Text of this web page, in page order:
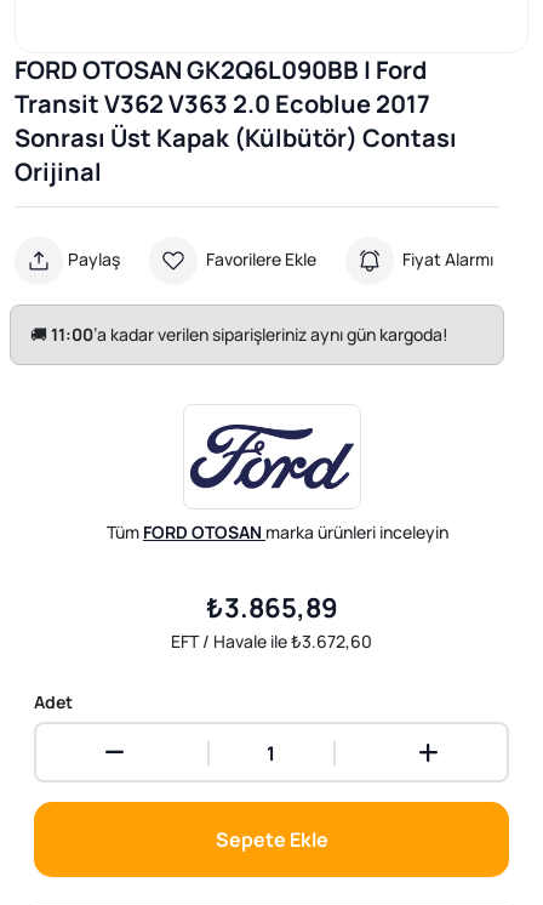
FORD OTOSAN GK2Q6L090BB | Ford
Transit V362 V363 2.0 Ecoblue 2017
Sonrası Üst Kapak (Külbütör) Contası
Orijinal
Paylaş Favorilere Ekle Fiyat Alarmı
🚚11:00’a kadar verilen siparişleriniz aynı gün kargoda!
Tüm FORD OTOSAN marka ürünleri inceleyin
₺3.865,89
EFT / Havale ile ₺3.672,60
Adet
Sepete Ekle